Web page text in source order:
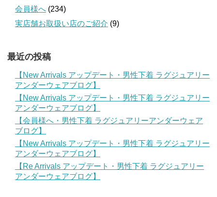
会員様へ (234)
実店舗お取扱い店のご紹介 (9)
最近の投稿
【New Arrivals アップデート・男性下着 ラグジュアリー
アンダーウェアブログ】
【New Arrivals アップデート・男性下着 ラグジュアリー
アンダーウェアブログ】
【会員様へ・男性下着 ラグジュアリーアンダーウェア
ブログ】
【New Arrivals アップデート・男性下着 ラグジュアリー
アンダーウェアブログ】
【Re Arrivals アップデート・男性下着 ラグジュアリー
アンダーウェアブログ】